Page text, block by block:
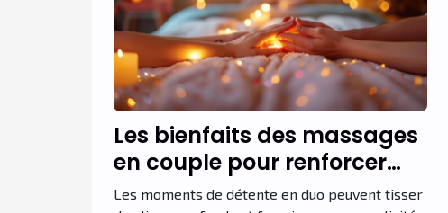
Les bienfaits des massages
en couple pour renforcer
l'intimité
Les moments de détente en duo peuvent tisser